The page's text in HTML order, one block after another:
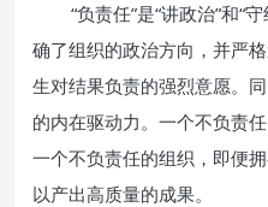
“负责任”是“讲政治”和“
确了组织的政治方向，并严
生对结果负责的强烈意愿。
的内在驱动力。一个不负责
一个不负责任的组织，即便
以产出高质量的成果。